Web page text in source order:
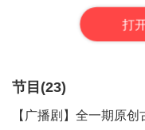
打
节目(23)
【广播剧】全一期原创